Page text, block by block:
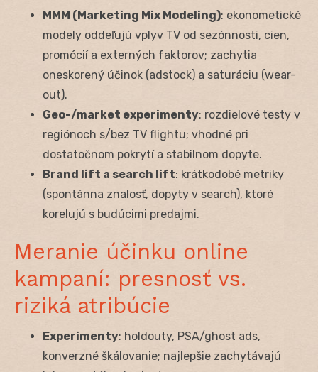
MMM (Marketing Mix Modeling): ekonometické
modely oddeľujú vplyv TV od sezónnosti, cien,
promócií a externých faktorov; zachytia
oneskorený účinok (adstock) a saturáciu (wear-
out).
Geo-/market experimenty: rozdielové testy v
regiónoch s/bez TV flightu; vhodné pri
dostatočnom pokrytí a stabilnom dopyte.
Brand lift a search lift: krátkodobé metriky
(spontánna znalosť, dopyty v search), ktoré
korelujú s budúcimi predajmi.
Meranie účinku online
kampaní: presnosť vs.
riziká atribúcie
Experimenty: holdouty, PSA/ghost ads,
konverzné škálovanie; najlepšie zachytávajú